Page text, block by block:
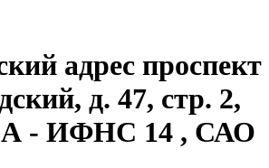
адрес проспект
д. 47, стр. 2,
- ИФНС 14 , САО